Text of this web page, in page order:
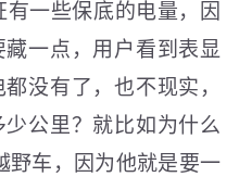
一些保底的电量，因
一点，用户看到表显
没有了，也不现实，
公里？就比如为什么
野车，因为他就是要一